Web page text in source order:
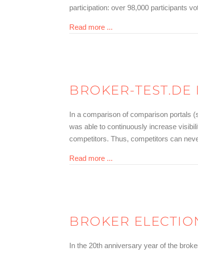
participation: over 98,000 participants
Read more ...
BROKER-
In a comparison of comparison portals
was able to continuously increase
competitors. Thus, competitors can
Read more ...
BROKER
In the 20th anniversary year of the